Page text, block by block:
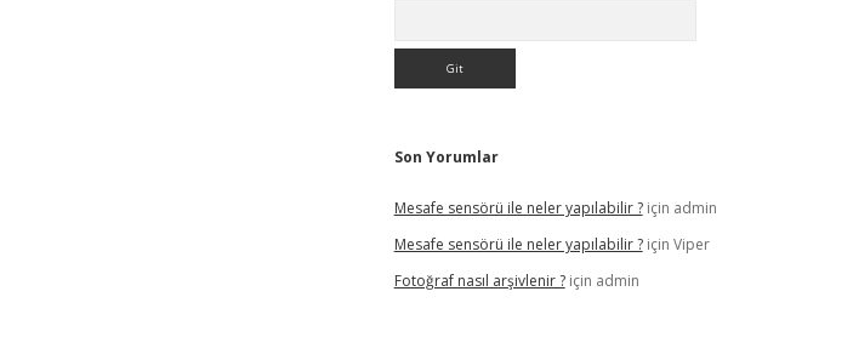
Son Yorumlar
Mesafe sensörü ile neler yapılabilir ?için admin
Mesafe sensörü ile neler yapılabilir ?için Viper
Fotoğraf nasıl arşivlenir ?için admin